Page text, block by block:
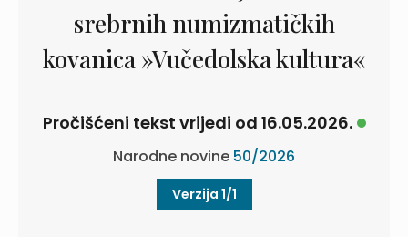
srebrnih numizmatičkih
kovanica »Vučedolska kultura«
Pročišćeni tekst vrijedi od 16.05.2026.
Narodne novine 50/2026
Verzija 1/1